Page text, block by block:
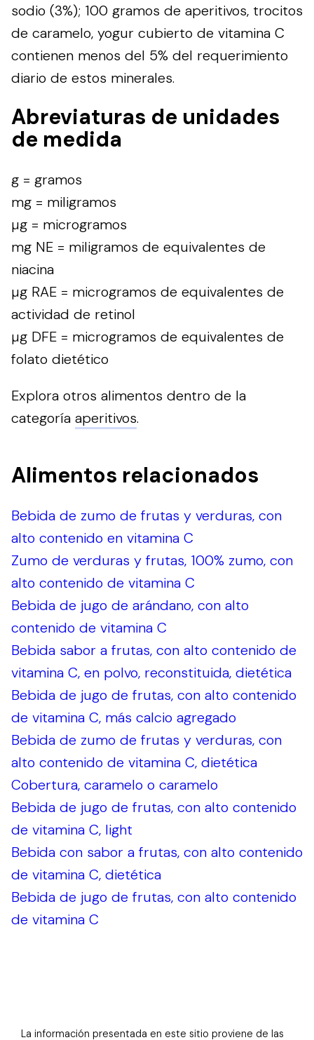
sodio (3%); 100 gramos de aperitivos, trocitos
de caramelo, yogur cubierto de vitamina C
contienen menos del 5% del requerimiento
diario de estos minerales.
Abreviaturas de unidades
de medida
g = gramos
mg = miligramos
µg = microgramos
mg NE = miligramos de equivalentes de
niacina
µg RAE = microgramos de equivalentes de
actividad de retinol
µg DFE = microgramos de equivalentes de
folato dietético
Explora otros alimentos dentro de la
categoría aperitivos.
Alimentos relacionados
Bebida de zumo de frutas y verduras, con
alto contenido en vitamina C
Zumo de verduras y frutas, 100% zumo, con
alto contenido de vitamina C
Bebida de jugo de arándano, con alto
contenido de vitamina C
Bebida sabor a frutas, con alto contenido de
vitamina C, en polvo, reconstituida, dietética
Bebida de jugo de frutas, con alto contenido
de vitamina C, más calcio agregado
Bebida de zumo de frutas y verduras, con
alto contenido de vitamina C, dietética
Cobertura, caramelo o caramelo
Bebida de jugo de frutas, con alto contenido
de vitamina C, light
Bebida con sabor a frutas, con alto contenido
de vitamina C, dietética
Bebida de jugo de frutas, con alto contenido
de vitamina C
La información presentada en este sitio proviene de las